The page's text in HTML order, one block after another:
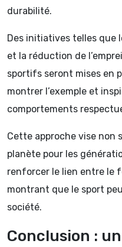
durabilité.
Des initiatives telles que
et la réduction de
sportifs seront mises en
montrer l’exemple et
comportements
Cette approche vise non
planète pour les
renforcer le lien entre le
montrant que le sport
société.
Conclusion :